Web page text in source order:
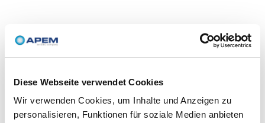
Diese Webseite verwendet Cookies
Wir verwenden Cookies, um Inhalte und Anzeigen zu
personalisieren, Funktionen für soziale Medien anbieten